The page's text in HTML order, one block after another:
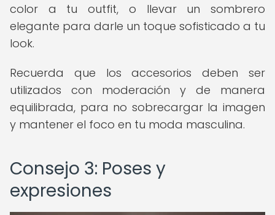
color a tu outfit, o llevar un sombrero
elegante para darle un toque sofisticado a tu
look.
Recuerda que los accesorios deben ser
utilizados con moderación y de manera
equilibrada, para no sobrecargar la imagen
y mantener el foco en tu moda masculina.
Consejo 3: Poses y
expresiones